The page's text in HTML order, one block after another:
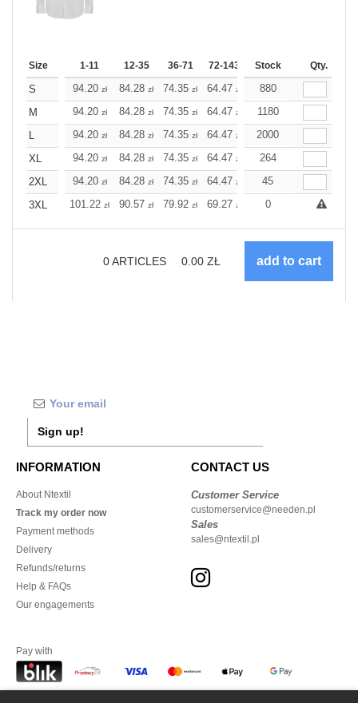
Size 1-11 12-35 36-71 72-143 144-287 288 +
Stock Qty.
S 94.20 zł 84.28 zł 74.35 zł 64.47 zł 59.51
880
M
94.20 zł 84.28 zł 74.35 zł 64.47 zł 59.51
1180
L
94.20 zł 84.28 zł 74.35 zł 64.47 zł 59.51
2000
XL
94.20 zł 84.28 zł 74.35 zł 64.47 zł 59.51
264
2XL
94.20 zł 84.28 zł 74.35 zł 64.47 zł 59.51
45
3XL
101.22 zł 90.57 zł 79.92 zł 69.27 zł 63.95 61.28zł
0
0ARTICLES 0.00 ZŁ
Sign up!
INFORMATION
About Ntextil
Track my order now
Payment methods
Delivery
Refunds/returns
Help & FAQs
Our engagements
CONTACT US
Customer Service
customerservice@needen.pl
Sales
sales@ntextil.pl
Pay with